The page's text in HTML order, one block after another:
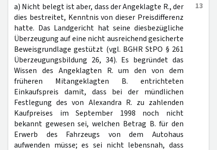
13
a) Nicht belegt ist aber, dass der Angeklagte R., der
dies bestreitet, Kenntnis von dieser Preisdifferenz
hatte. Das Landgericht hat seine diesbezügliche
Überzeugung auf eine nicht ausreichend gesicherte
Beweisgrundlage gestützt (vgl. BGHR StPO § 261
Überzeugungsbildung 26, 34). Es begründet das
Wissen des Angeklagten R. um den von dem
früheren Mitangeklagten B. entrichteten
Einkaufspreis damit, dass bei der mündlichen
Festlegung des von Alexandra R. zu zahlenden
Kaufpreises im September 1998 noch nicht
bekannt gewesen sei, welchen Betrag B. für den
Erwerb des Fahrzeugs von dem Autohaus
aufwenden müsse; es sei nicht lebensnah, dass